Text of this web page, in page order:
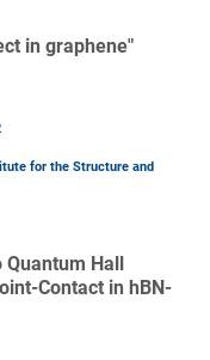
in graphene"
for the Structure and
Hall
Contact in hBN-